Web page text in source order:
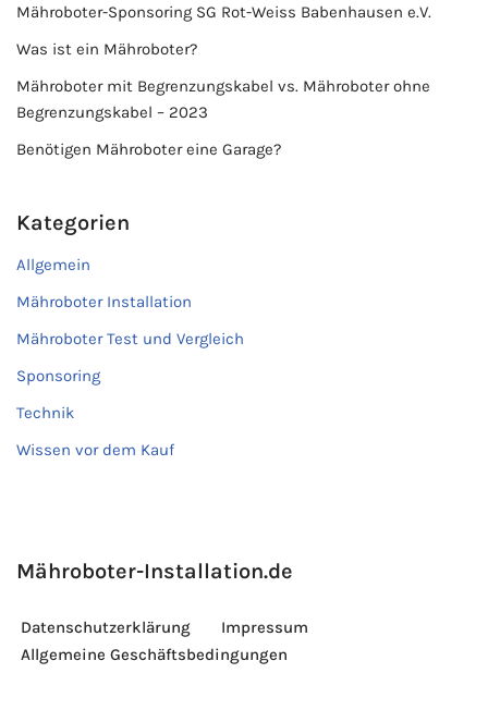
Mähroboter-Sponsoring SG Rot-Weiss Babenhausen e.V.
Was ist ein Mähroboter?
Mähroboter mit Begrenzungskabel vs. Mähroboter ohne
Begrenzungskabel – 2023
Benötigen Mähroboter eine Garage?
Kategorien
Allgemein
Mähroboter Installation
Mähroboter Test und Vergleich
Sponsoring
Technik
Wissen vor dem Kauf
Mähroboter-Installation.de
Datenschutzerklärung
Impressum
Allgemeine Geschäftsbedingungen